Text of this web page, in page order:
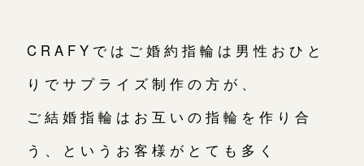
CRAFYではご婚約指輪は男性おひと
りでサプライズ制作の方が、
ご結婚指輪はお互いの指輪を作り合
う、というお客様がとても多く